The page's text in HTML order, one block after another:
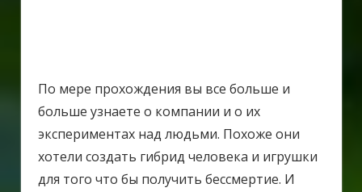
По мере прохождения вы все больше и
больше узнаете о компании и о их
экспериментах над людьми. Похоже они
хотели создать гибрид человека и игрушки
для того что бы получить бессмертие. И